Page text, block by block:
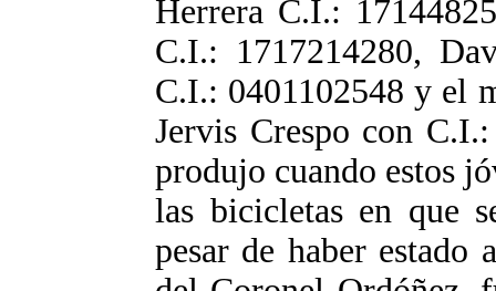
Herrera C.I.:
C.I.: 1717214280,
C.I.: 0401102548 y el
Jervis Crespo con
produjo cuando estos
las bicicletas en que
pesar de haber estado